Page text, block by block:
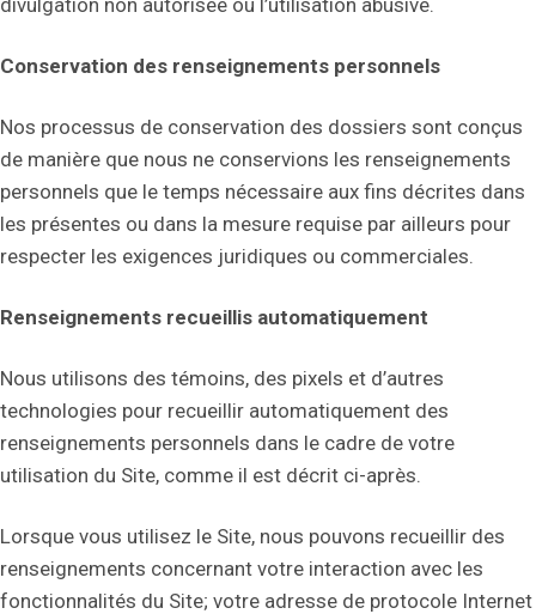
divulgation non autorisée ou l’utilisation abusive.
Conservation des renseignements personnels
Nos processus de conservation des dossiers sont conçus
de manière que nous ne conservions les renseignements
personnels que le temps nécessaire aux fins décrites dans
les présentes ou dans la mesure requise par ailleurs pour
respecter les exigences juridiques ou commerciales.
Renseignements recueillis automatiquement
Nous utilisons des témoins, des pixels et d’autres
technologies pour recueillir automatiquement des
renseignements personnels dans le cadre de votre
utilisation du Site, comme il est décrit ci-après.
Lorsque vous utilisez le Site, nous pouvons recueillir des
renseignements concernant votre interaction avec les
fonctionnalités du Site; votre adresse de protocole Internet